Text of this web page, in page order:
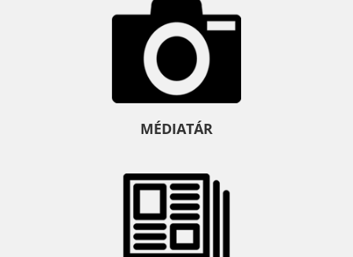
MÉDIATÁR